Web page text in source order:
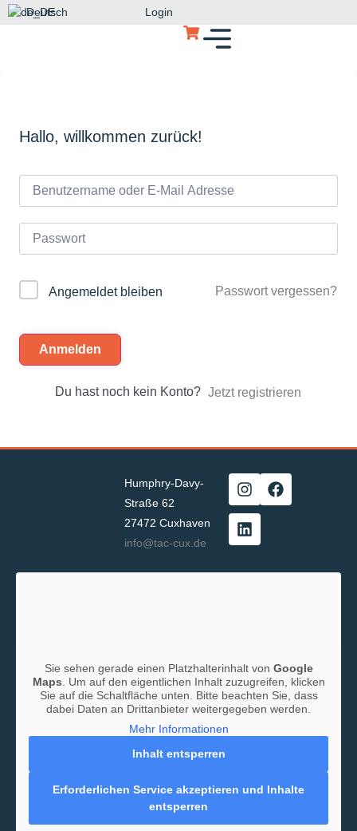
Deutsch Login
Hallo, willkommen zurück!
Angemeldet bleiben Passwort vergessen?
Anmelden
Du hast noch kein Konto? Jetzt registrieren
Humphry-Davy-
Straße 62
27472 Cuxhaven
info@tac-cux.de
Sie sehen gerade einen Platzhalterinhalt von Google
Maps . Um auf den eigentlichen Inhalt zuzugreifen, klicken
Sie auf die Schaltfläche unten. Bitte beachten Sie, dass
dabei Daten an Drittanbieter weitergegeben werden.
Mehr Informationen
Inhalt entsperren
Erforderlichen Service akzeptieren und Inhalte
entsperren